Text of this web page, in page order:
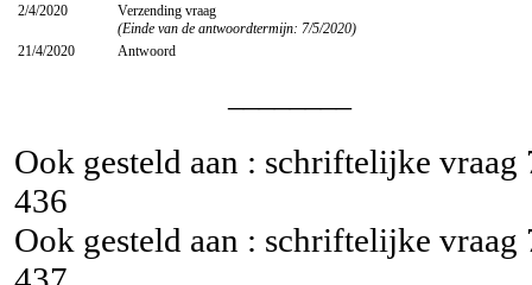
2/4/2020
Verzending vraag
(Einde van de antwoordtermijn: 7/5/2020)
21/4/2020
Antwoord
Ook gesteld aan : schriftelijke vraag
436
Ook gesteld aan : schriftelijke vraag